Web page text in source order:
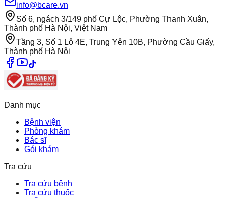
info@bcare.vn
Số 6, ngách 3/149 phố Cự Lộc, Phường Thanh Xuân,
Thành phố Hà Nội, Việt Nam
Tầng 3, Số 1 Lô 4E, Trung Yên 10B, Phường Cầu Giấy,
Thành phố Hà Nội
Danh mục
Bệnh viện
Phòng khám
Bác sĩ
Gói khám
Tra cứu
Tra cứu bệnh
Tra cứu thuốc